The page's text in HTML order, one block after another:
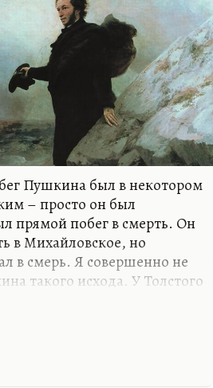
Пушкина был в некотором
– просто он был
прямой побег в смерть. Он
в Михайловское, но
в смерь. Я совершенно не
такого исхода. У Толстого
конец жизни становится
Художник и
очень неслучайная у
точно ощущал себя